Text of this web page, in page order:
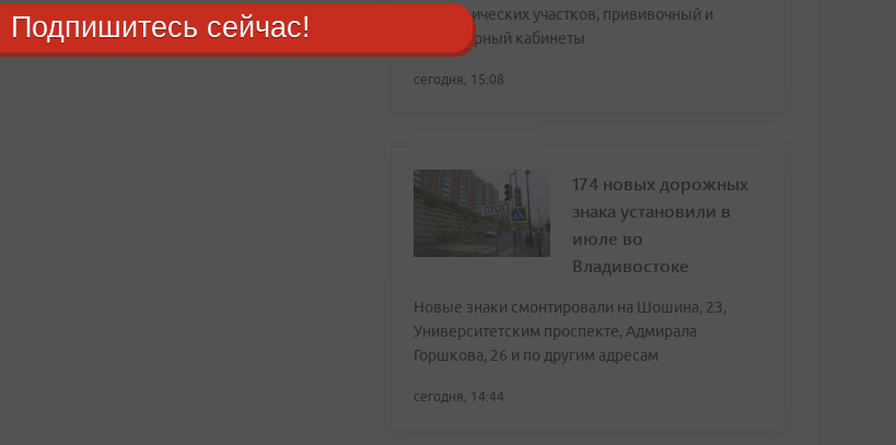
педиатрических участков, прививочный и
процедурный кабинеты
сегодня, 15:08
174 новых дорожных
знака установили в
июле во
Владивостоке
Новые знаки смонтировали на Шошина, 23,
Университетским проспекте, Адмирала
Горшкова, 26 и по другим адресам
сегодня, 14:44
Подпишитесь сейчас!